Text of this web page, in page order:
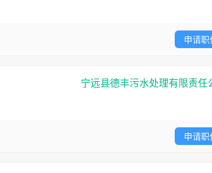
申请职
宁远县德丰污水处理有限责任
申请职